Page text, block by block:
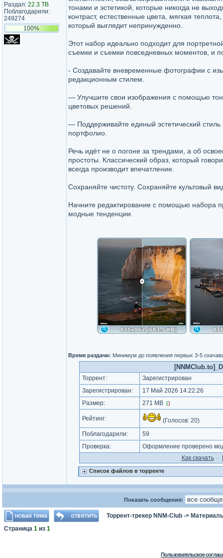
Раздал: 22.3 TB
Поблагодарили:
249274
100%
тонами и эстетикой, которые никогда не
контраст, естественные цвета, мягкая
который выглядит непринужденно.
Этот набор идеально подходит для
съемки и съемки повседневных моментов, и
- Создавайте вневременные фотографии с
редакционным стилем.
— Улучшите свои изображения с помощью
цветовых решений.
— Поддерживайте единый эстетический стиль
портфолио.
Речь идёт не о погоне за трендами, а об
простоты. Классический образ, который
всегда производит впечатление.
Сохраняйте чистоту. Сохраняйте культовый
Начните редактирование с помощью набора
модные тенденции.
Время раздачи: Минимум до появления первых 3-5
Торрент:
Зарегистрирован
Зарегистрирован:
17 Май 2026 14:22:26
Размер:
271 MB ()
Рейтинг: (Голосов: 20)
Поблагодарили:
59
Проверка:
Оформление проверено
Как cкачать·
Список файлов в торренте
Показать сообщения:
Торрент-трекер NNM-Club ->
Страница 1 из 1
Пользовательское